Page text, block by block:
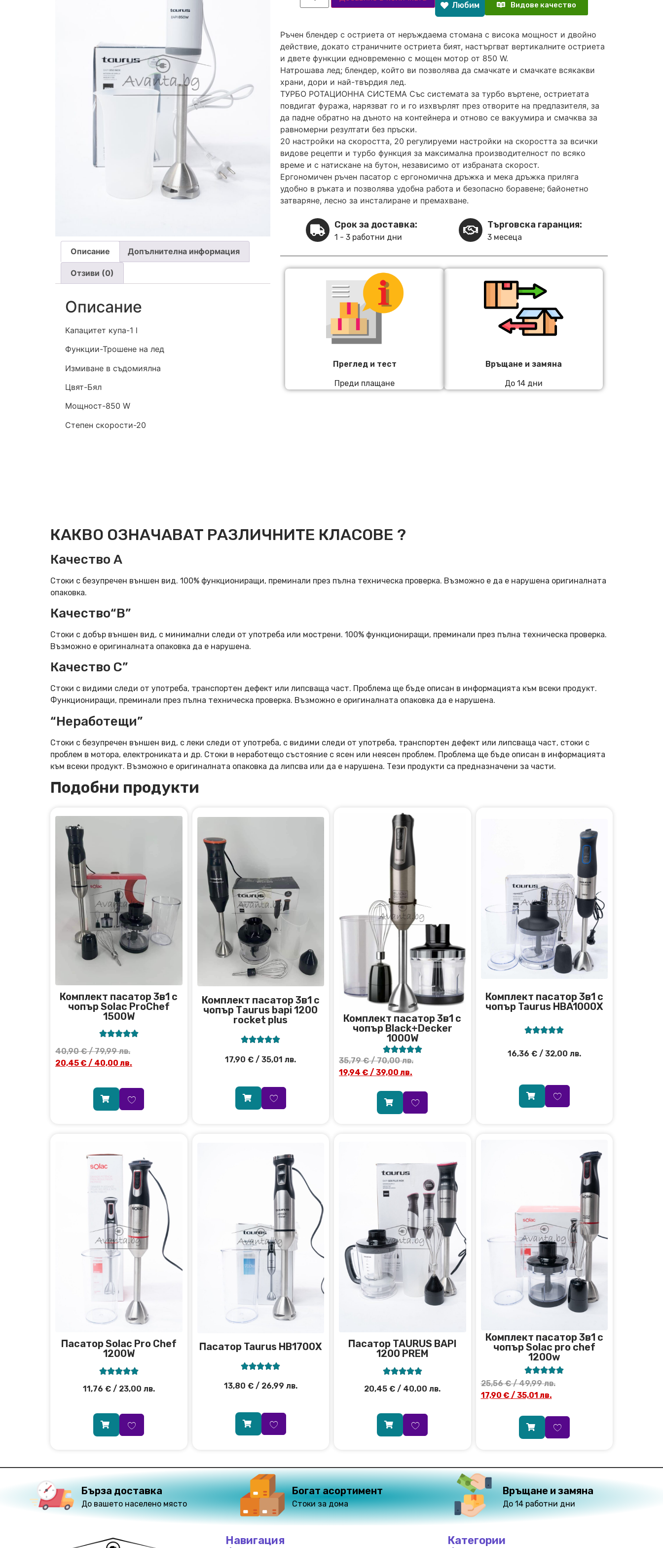
Описание Допълнителна информация
Отзиви (0)
Описание
Капацитет купа-1 l
Функции-Трошене на лед
Измиване в съдомиялна
Цвят-Бял
Мощност-850 W
Степен скорости-20
Любим Видове качество
Ръчен блендер с остриета от неръждаема стомана с висока мощност и двойно
действие, докато страничните остриета бият, настъргват вертикалните остриета
и двете функции едновременно с мощен мотор от 850 W.
Натрошава лед; блендер, който ви позволява да смачкате и смачкате всякакви
храни, дори и най-твърдия лед.
ТУРБО РОТАЦИОННА СИСТЕМА Със системата за турбо въртене, остриетата
повдигат фуража, нарязват го и го изхвърлят през отворите на предпазителя, за
да падне обратно на дъното на контейнера и отново се вакуумира и смачква за
равномерни резултати без пръски.
20 настройки на скоростта, 20 регулируеми настройки на скоростта за всички
видове рецепти и турбо функция за максимална производителност по всяко
време и с натискане на бутон, независимо от избраната скорост.
Ергономичен ръчен пасатор с ергономична дръжка и мека дръжка приляга
удобно в ръката и позволява удобна работа и безопасно боравене; байонетно
затваряне, лесно за инсталиране и премахване.
Срок за доставка:
1 - 3 работни дни
Търговска гаранция:
3 месеца
Преглед и тест
Преди плащане
Връщане и замяна
До 14 дни
КАКВО ОЗНАЧАВАТ РАЗЛИЧНИТЕ КЛАСОВЕ ?
Качество А
Стоки с безупречен външен вид. 100% функциониращи, преминали през пълна техническа проверка. Възможно е да е нарушена оригиналната
опаковка.
Качество“B”
Стоки с добър външен вид, с минимални следи от употреба или мострени. 100% функциониращи, преминали през пълна техническа проверка.
Възможно е оригиналната опаковка да е нарушена.
Качество C”
Стоки с видими следи от употреба, транспортен дефект или липсваща част. Проблема ще бъде описан в информацията към всеки продукт.
Функциониращи, преминали през пълна техническа проверка. Възможно е оригиналната опаковка да е нарушена.
“Неработещи”
Стоки с безупречен външен вид, с леки следи от употреба, с видими следи от употреба, транспортен дефект или липсваща част, стоки с
проблем в мотора, електрониката и др. Стоки в неработещо състояние с ясен или неясен проблем. Проблема ще бъде описан в информацията
към всеки продукт. Възможно е оригиналната опаковка да липсва или да е нарушена. Тези продукти са предназначени за части.
Подобни продукти
Комплект пасатор 3в1 с
чопър Solac ProChef
1500W

40,90€/ 79,99 лв.
20,45€ / 40,00 лв.
Комплект пасатор 3в1 с
чопър Тaurus bapi 1200
rocket plus

17,90€ / 35,01 лв.
Комплект пасатор 3в1 с
чопър Black+Decker
1000W

35,79€/ 70,00 лв.
19,94 € / 39,00 лв.
Комплект пасатор 3в1 с
чопър Taurus HBA1000X

16,36 €/ 32,00 лв.
Пасатор Solac Pro Chef
1200W

11,76 €/ 23,00 лв.
Пасатор Taurus HB1700X

13,80 €/ 26,99 лв.
Пасатор TAURUS BAPI
1200 PREM

20,45€ / 40,00 лв.
Комплект пасатор 3в1 с
чопър Solac pro chef
1200w

25,56€/ 49,99 лв.
17,90 € / 35,01 лв.
Бърза доставка
До вашето населено място
Богат асортимент
Стоки за дома
Връщане и замяна
До 14 работни дни
Навигация Категории